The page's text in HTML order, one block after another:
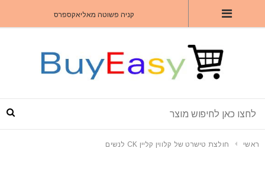
קניה פשוטה מאליאקספרס
ראשי חולצת טישרט של קלווין קליין CK לנשים